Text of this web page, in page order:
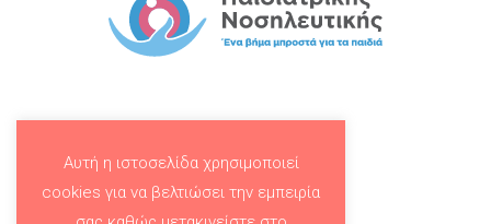
Αυτή η ιστοσελίδα χρησιμοποιεί
cookies για να βελτιώσει την εμπειρία